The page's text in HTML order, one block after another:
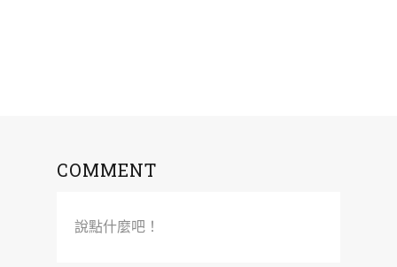
COMMENT
說點什麼吧！